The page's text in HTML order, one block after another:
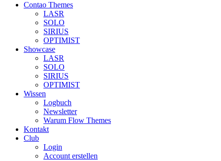
Contao Themes
LASR
SOLO
SIRIUS
OPTIMIST
Showcase
LASR
SOLO
SIRIUS
OPTIMIST
Wissen
Logbuch
Newsletter
Warum Flow Themes
Kontakt
Club
Login
Account erstellen